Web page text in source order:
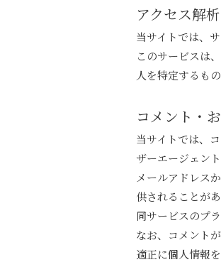
アクセス解析
当サイトでは、
このサービスは
人を特定するも
コメント・
当サイトでは、
ザーエージェン
メールアドレス
供されることがあ
同サービスのプ
なお、コメント
適正に個人情報